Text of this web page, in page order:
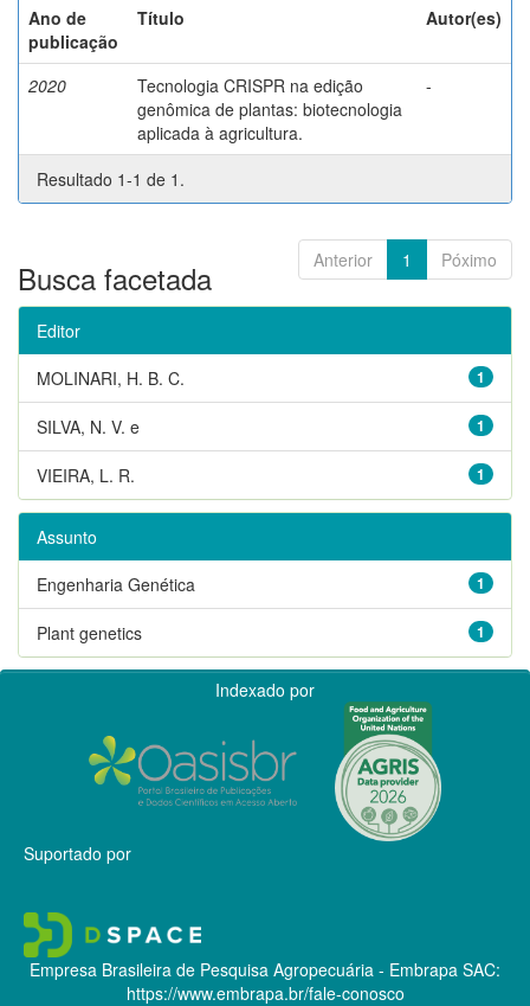
Ano de
publicação
Título Autor(es)
2020
Tecnologia CRISPR na edição
genômica de plantas: biotecnologia
aplicada à agricultura.
-
Resultado 1-1 de 1.
Anterior 1 Póximo
Busca facetada
Editor
1
MOLINARI, H. B. C.
1
SILVA, N. V. e
1
VIEIRA, L. R.
Assunto
1
Engenharia Genética
1
Plant genetics
Indexado por
Suportado por
Empresa Brasileira de Pesquisa Agropecuária - Embrapa SAC:
https://www.embrapa.br/fale-conosco